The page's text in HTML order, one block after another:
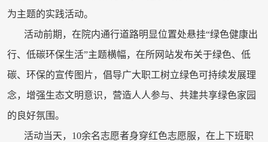
为主题的实践活动。
活动前期，在院内通行道路明显位置处悬挂“绿色健康出
行、低碳环保生活”主题横幅，在所网站发布关于绿色、低
碳、环保的宣传图片，倡导广大职工树立绿色可持续发展理
念，增强生态文明意识，营造人人参与、共建共享绿色家园
的良好氛围。
活动当天，10余名志愿者身穿红色志愿服，在上下班职